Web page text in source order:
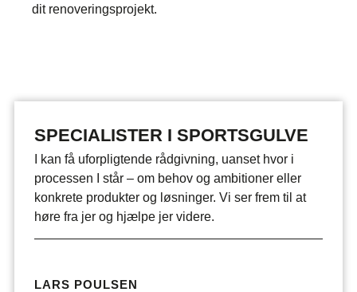
dit renoveringsprojekt.
SPECIALISTER I SPORTSGULVE
I kan få uforpligtende rådgivning, uanset hvor i
processen I står – om behov og ambitioner eller
konkrete produkter og løsninger. Vi ser frem til at
høre fra jer og hjælpe jer videre.
LARS POULSEN